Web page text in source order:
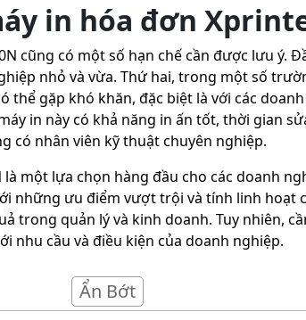
in hóa đơn
cũng có một số hạn chế cần được lưu ý.
nhỏ và vừa. Thứ hai, trong một số
thể gặp khó khăn, đặc biệt là với các
in này có khả năng in ấn tốt, thời gian
có nhân viên kỹ thuật chuyên nghiệp.
một lựa chọn hàng đầu cho các doanh
những ưu điểm vượt trội và tính linh hoạt
trong quản lý và kinh doanh. Tuy nhiên,
nhu cầu và điều kiện của doanh nghiệp.
Ẩn Bớt